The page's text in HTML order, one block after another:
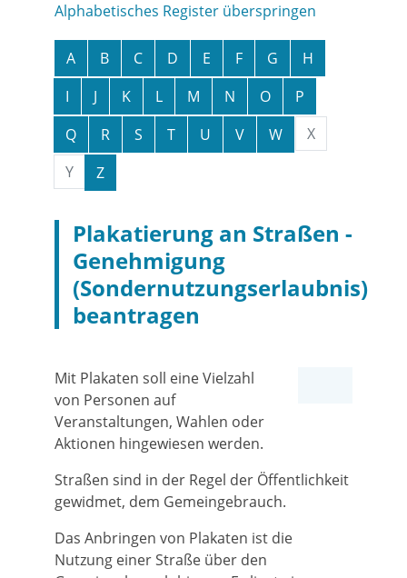
Alphabetisches Register überspringen
A B C D E F G
H
I
J K L M N O
P
Q
R S T U V W
X
Y
Z
Plakatierung an Straßen -
Genehmigung
(Sondernutzungserlaubnis)
beantragen
Mit Plakaten soll eine Vielzahl
von Personen auf
Veranstaltungen, Wahlen oder
Aktionen hingewiesen werden.
Straßen sind in der Regel der Öffentlichkeit
gewidmet, dem Gemeingebrauch.
Das Anbringen von Plakaten ist die
Nutzung einer Straße über den